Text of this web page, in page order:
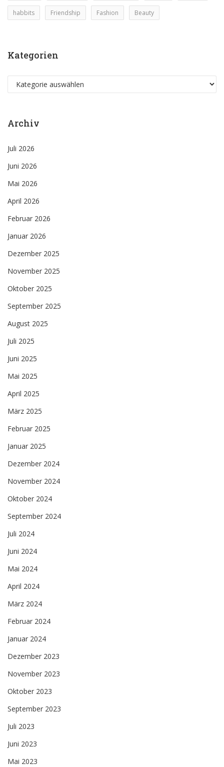
habbits Friendship Fashion Beauty
Kategorien
Kategorien
Archiv
Juli 2026
Juni 2026
Mai 2026
April 2026
Februar 2026
Januar 2026
Dezember 2025
November 2025
Oktober 2025
September 2025
August 2025
Juli 2025
Juni 2025
Mai 2025
April 2025
März 2025
Februar 2025
Januar 2025
Dezember 2024
November 2024
Oktober 2024
September 2024
Juli 2024
Juni 2024
Mai 2024
April 2024
März 2024
Februar 2024
Januar 2024
Dezember 2023
November 2023
Oktober 2023
September 2023
Juli 2023
Juni 2023
Mai 2023